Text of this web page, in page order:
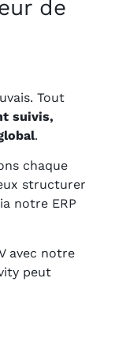
de
Tout
suivis,
.
chaque
structurer
notre ERP
avec notre
peut